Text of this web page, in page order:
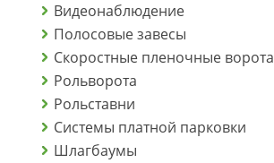
Видеонаблюдение
Полосовые завесы
Скоростные пленочные ворота
Рольворота
Рольставни
Системы платной парковки
Шлагбаумы